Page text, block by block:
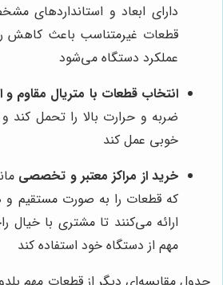
دارای ابعاد و استانداردهای
قطعات غیرمتناسب باعث کاهش
عملکرد دستگاه می‌شود
انتخاب قطعات با متریال مقاوم و
ضربه و حرارت بالا را تحمل کند
خوبی عمل کند
خرید از مراکز معتبر و تخصصی
که قطعات را به صورت مستقیم و
ارائه می‌کنند تا مشتری با خیال
مهم از دستگاه خود استفاده کند
جدول مقایسه‌ای دیگر از قطعات مهم